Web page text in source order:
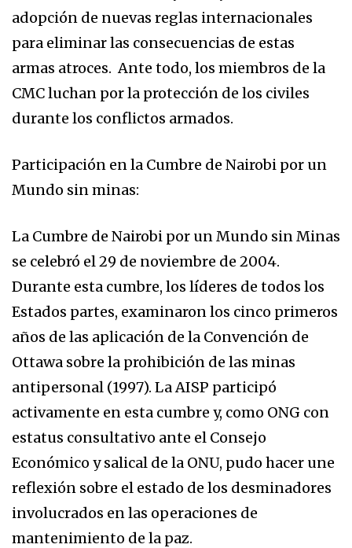
adopción de nuevas reglas internacionales
para eliminar las consecuencias de estas
armas atroces. Ante todo, los miembros de la
CMC luchan por la protección de los civiles
durante los conflictos armados.
Participación en la Cumbre de Nairobi por un
Mundo sin minas:
La Cumbre de Nairobi por un Mundo sin Minas
se celebró el 29 de noviembre de 2004.
Durante esta cumbre, los líderes de todos los
Estados partes, examinaron los cinco primeros
años de las aplicación de la Convención de
Ottawa sobre la prohibición de las minas
antipersonal (1997). La AISP participó
activamente en esta cumbre y, como ONG con
estatus consultativo ante el Consejo
Económico y salical de la ONU, pudo hacer une
reflexión sobre el estado de los desminadores
involucrados en las operaciones de
mantenimiento de la paz.